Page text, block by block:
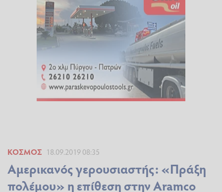
ΚΌΣΜΟΣ 18.09.2019 08:35
Αμερικανός γερουσιαστής: «Πράξη
πολέμου» η επίθεση στην Aramco